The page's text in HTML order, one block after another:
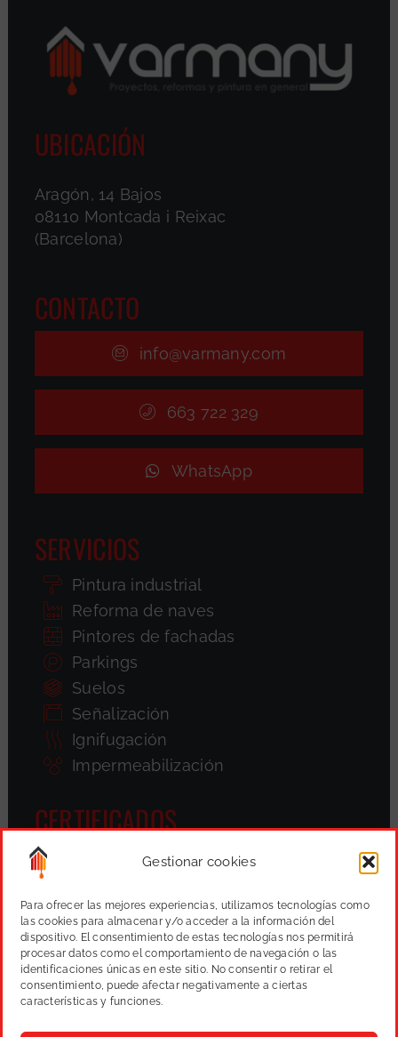
Gestionar cookies
Para ofrecer las mejores experiencias, utilizamos tecnologías como
las cookies para almacenar y/o acceder a la información del
dispositivo. El consentimiento de estas tecnologías nos permitirá
procesar datos como el comportamiento de navegación o las
identificaciones únicas en este sitio. No consentir o retirar el
consentimiento, puede afectar negativamente a ciertas
características y funciones.
UBICACIÓN
Aragón, 14 Bajos
08110 Montcada i Reixac
(Barcelona)
CONTACTO
info@varmany.com
663 722 329
WhatsApp
SERVICIOS
Pintura industrial
Reforma de naves
Pintores de fachadas
Parkings
Suelos
Señalización
Ignifugación
Impermeabilización
CERTIFICADOS